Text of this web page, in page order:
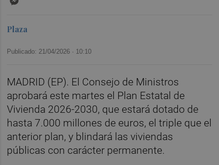
Plaza
Publicado: 21/04/2026 · 10:10
MADRID (EP). El Consejo de Ministros
aprobará este martes el Plan Estatal de
Vivienda 2026-2030, que estará dotado de
hasta 7.000 millones de euros, el triple que el
anterior plan, y blindará las viviendas
públicas con carácter permanente.